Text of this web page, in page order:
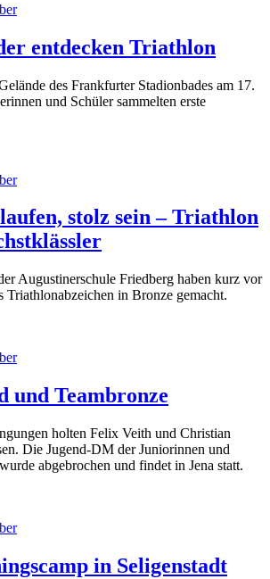
entdecken Triathlon
des Frankfurter Stadionbades am 17.
und Schüler sammelten erste
stolz sein – Triathlon
Augustinerschule Friedberg haben kurz vor
Triathlonabzeichen in Bronze gemacht.
und Teambronze
holten Felix Veith und Christian
Die Jugend-DM der Juniorinnen und
abgebrochen und findet in Jena statt.
in Seligenstadt